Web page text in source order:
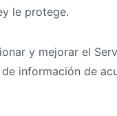
le protege.
y mejorar el
información de